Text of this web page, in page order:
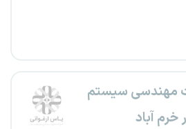
مهندسی سیستم
خرم آباد